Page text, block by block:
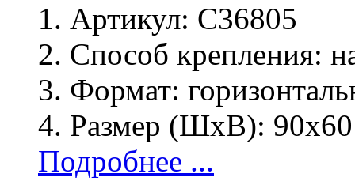
Артикул: C36805
Способ крепления:
Формат:
Размер (ШхВ):
Подробнее ...